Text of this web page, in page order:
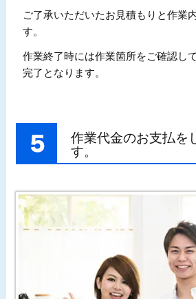
ご了承いただいたお見積もりと作業
す。
作業終了時には作業箇所をご確認し
完了となります。
作業代金のお支払を
す。